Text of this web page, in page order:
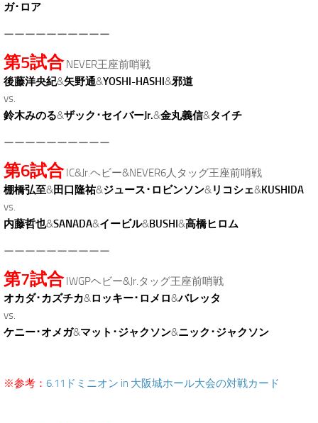
ガ･ロア
ーーーーーーーーーー
第5試合NEVER王座前哨戦
後藤洋央紀&矢野通&YOSHI-HASHI &邪道
vs.
鈴木みのる&ザック･セイバーJr.&金丸義信&タイチ
ーーーーーーーーーー
第6試合IC&Jr.ヘビー&NEVER6人タッグ王座前哨戦
棚橋弘至&田口隆祐&ジュース･ロビンソン&リコシェ&KUSHIDA
vs.
内藤哲也&SANADA&イービル&BUSHI &高橋ヒロム
ーーーーーーーーーー
第7試合IWGPヘビー&Jr.タッグ王座前哨戦
オカダ･カズチカ&ロッキー･ロメロ&バレッタ
vs.
ケニー･オメガ&マット･ジャクソン&ニック･ジャクソン
※参考： 6.11ドミニオン in 大阪城ホール大会の対戦カード